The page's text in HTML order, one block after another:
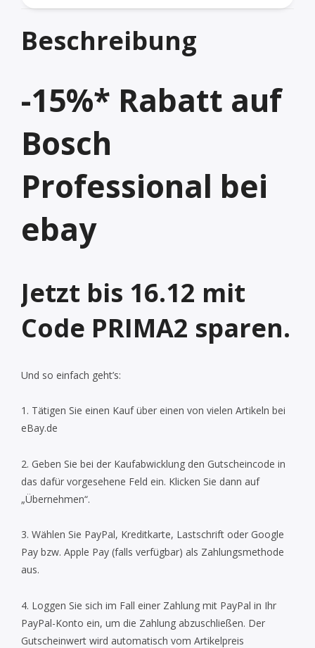
Beschreibung
-15%* Rabatt auf
Bosch
Professional bei
ebay
Jetzt bis 16.12 mit
Code PRIMA2 sparen.
Und so einfach geht’s:
1. Tätigen Sie einen Kauf über einen von vielen Artikeln bei
eBay.de
2. Geben Sie bei der Kaufabwicklung den Gutscheincode in
das dafür vorgesehene Feld ein. Klicken Sie dann auf
„Übernehmen“.
3. Wählen Sie PayPal, Kreditkarte, Lastschrift oder Google
Pay bzw. Apple Pay (falls verfügbar) als Zahlungsmethode
aus.
4. Loggen Sie sich im Fall einer Zahlung mit PayPal in Ihr
PayPal-Konto ein, um die Zahlung abzuschließen. Der
Gutscheinwert wird automatisch vom Artikelpreis